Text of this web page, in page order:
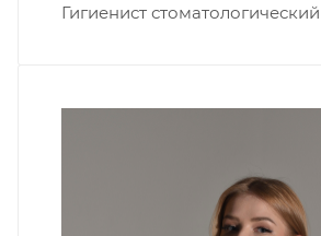
Гигиенист стоматологический